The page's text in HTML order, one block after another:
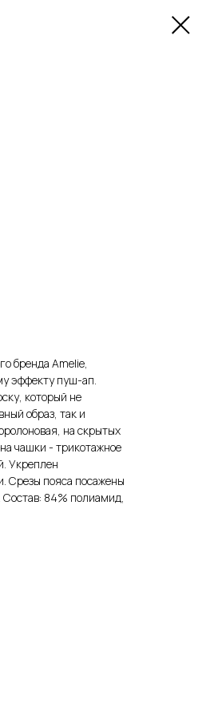
бренда Amelie,
эффекту пуш-ап.
который не
образ, так и
на скрытых
чашки - трикотажное
Укреплен
Срезы пояса посажены
Состав: 84% полиамид,